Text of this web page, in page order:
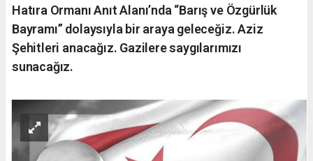
Hatıra Ormanı Anıt Alanı’nda “Barış ve Özgürlük
Bayramı” dolaysıyla bir araya geleceğiz. Aziz
Şehitleri anacağız. Gazilere saygılarımızı
sunacağız.